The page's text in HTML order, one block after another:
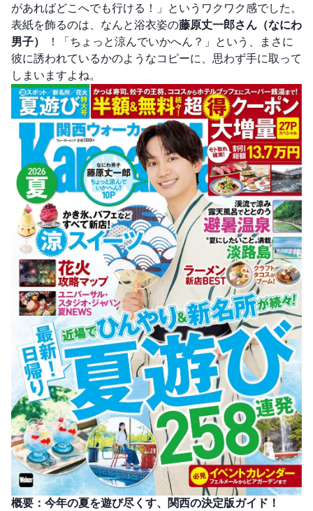
があればどこへでも行ける！」というワクワク感でした。
表紙を飾るのは、なんと浴衣姿の藤原丈一郎さん（なにわ
男子）
！「ちょっと涼んでいかへん？」という、まさに
彼に誘われているかのようなコピーに、思わず手に取って
しまいますよね。
概要：今年の夏を遊び尽くす、関西の決定版ガイド！